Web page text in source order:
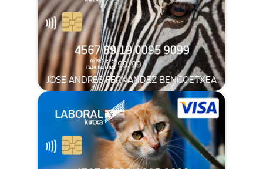
JOSE ANDRES FERNANDEZ BENGOETXEA